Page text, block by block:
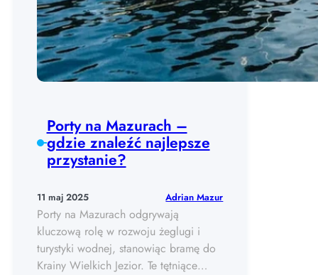
Porty na Mazurach –
gdzie znaleźć najlepsze
przystanie?
11 maj 2025 Adrian Mazur
Porty na Mazurach odgrywają
kluczową rolę w rozwoju żeglugi i
turystyki wodnej, stanowiąc bramę do
Krainy Wielkich Jezior. Te tętniące…